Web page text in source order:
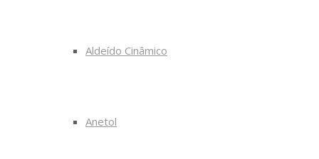
Aldeído Cinâmico
Anetol